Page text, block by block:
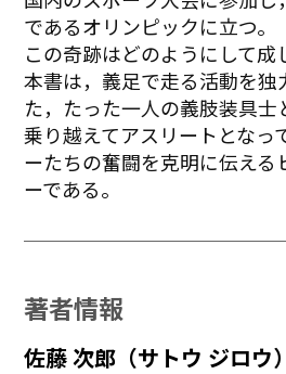
であるオリンピックに立つ。
この奇跡はどのようにして成
本書は，義足で走る活動を独
た，たった一人の義肢装具士
乗り越えてアスリートとなっ
ーたちの奮闘を克明に伝える
ーである。
著者情報
佐藤 次郎（サトウ ジロウ）